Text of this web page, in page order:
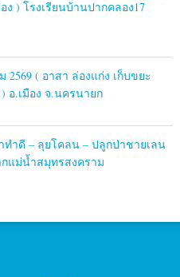
) โรงเรียนบ้านปากคลอง17
( อาสา ล่องแก่ง เก็บขยะ
อ.เมือง จ.นครนายก
ทำดี – ลุยโคลน – ปลูกป่าชายเลน
แม่น้ำสมุทรสงคราม